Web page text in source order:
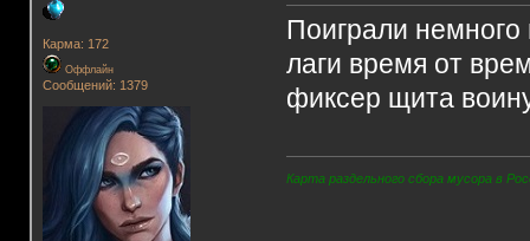
Карма: 172
Оффлайн
Сообщений: 1379
Поиграли
лаги время от
фиксер щита
Карта раздельного сбора мусора в